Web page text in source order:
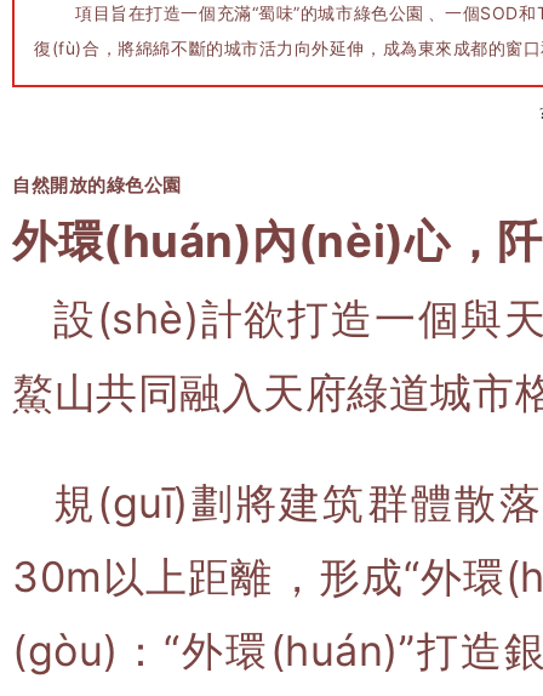
項目旨在打造一個充滿“蜀味”的城市綠色公園、一個
復(fù)合，將綿綿不斷的城市活力向外延伸，成為東來成都的窗口和
自然開放的綠色公園
外環(huán)內(nèi)心，
設(shè)計欲打造一個與天
鰲山共同融入天府綠道城市
規(guī)劃將建筑群體散
30m以上距離，形成“
(gòu)：“外環(huán)”打造